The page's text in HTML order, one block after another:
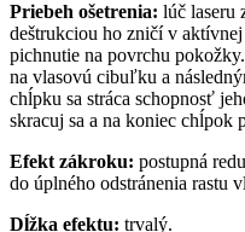
Priebeh ošetrenia: lúč laseru
deštrukciou ho zničí v
pichnutie na povrchu
na vlasovú cibuľku a
chĺpku sa stráca schopnosť
skracuj sa a na koniec chĺpok
Efekt zákroku: postupná
do úplného odstránenia rastu
Dĺžka efektu: trvalý.